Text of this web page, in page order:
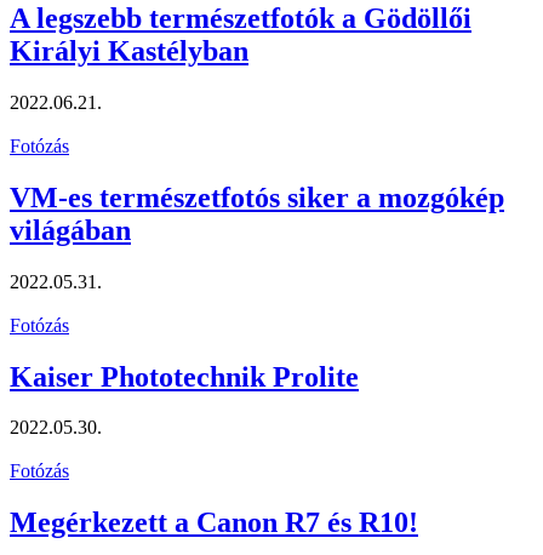
A legszebb természetfotók a Gödöllői
Királyi Kastélyban
2022.06.21.
Fotózás
VM-es természetfotós siker a mozgókép
világában
2022.05.31.
Fotózás
Kaiser Phototechnik Prolite
2022.05.30.
Fotózás
Megérkezett a Canon R7 és R10!